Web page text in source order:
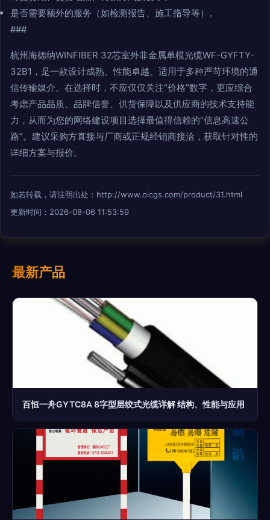
是否需要额外的服务（如检测报告、施工指导等）。
###
杭州海德纳WINFIBER 32芯室外非金属单模光缆WF-GYFTY-
32B1，是一款设计成熟、性能卓越、适用于多种严苛环境的通
信传输媒介。在选择时，不应仅仅关注“价格”数字，更应综合
考虑产品品质、品牌信誉、供货保障以及供应商的技术支持能
力，从而为您的网络建设项目选择最值得信赖的“信息高速公
路”。建议采购方直接与厂商或正规经销商接洽，获取针对性的
详细方案与报价。
如若转载，请注明出处：http://www.oicgs.com/product/31.html
更新时间：2026-08-06 11:53:59
最新产品
百恒一舟GYTC8A 8字型层绞式光缆详解 结构、性能与应用